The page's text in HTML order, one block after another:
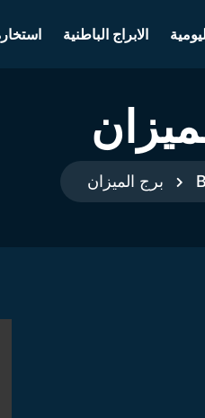
الابراج الباطنية
برج الميزان